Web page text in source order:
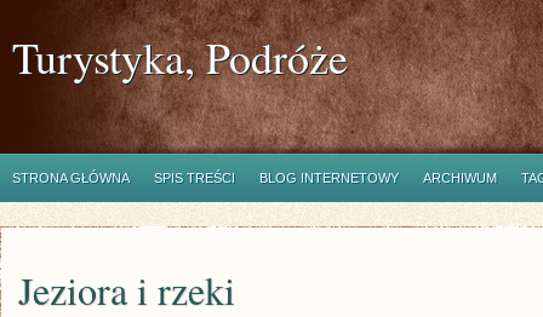
Turystyka, Podróże
STRONA GŁÓWNA SPIS TREŚCI BLOG INTERNETOWY ARCHIWUM
Jeziora i rzeki